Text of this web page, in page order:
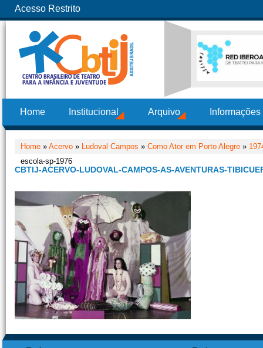
Acesso Restrito
Home Institucional Arquivo
Home » Acervo » Ludoval Campos » Como Ator em Porto Alegre »
escola-sp-1976
CBTIJ-ACERVO-LUDOVAL-CAMPOS-AS-AVENTURAS-